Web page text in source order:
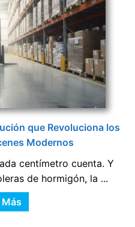
que Revoluciona los
Modernos
centímetro cuenta. Y
de hormigón, la ...
Más